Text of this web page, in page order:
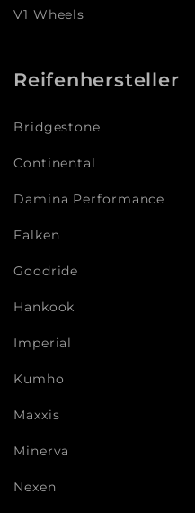
V1 Wheels
Reifenhersteller
Bridgestone
Continental
Damina Performance
Falken
Goodride
Hankook
Imperial
Kumho
Maxxis
Minerva
Nexen